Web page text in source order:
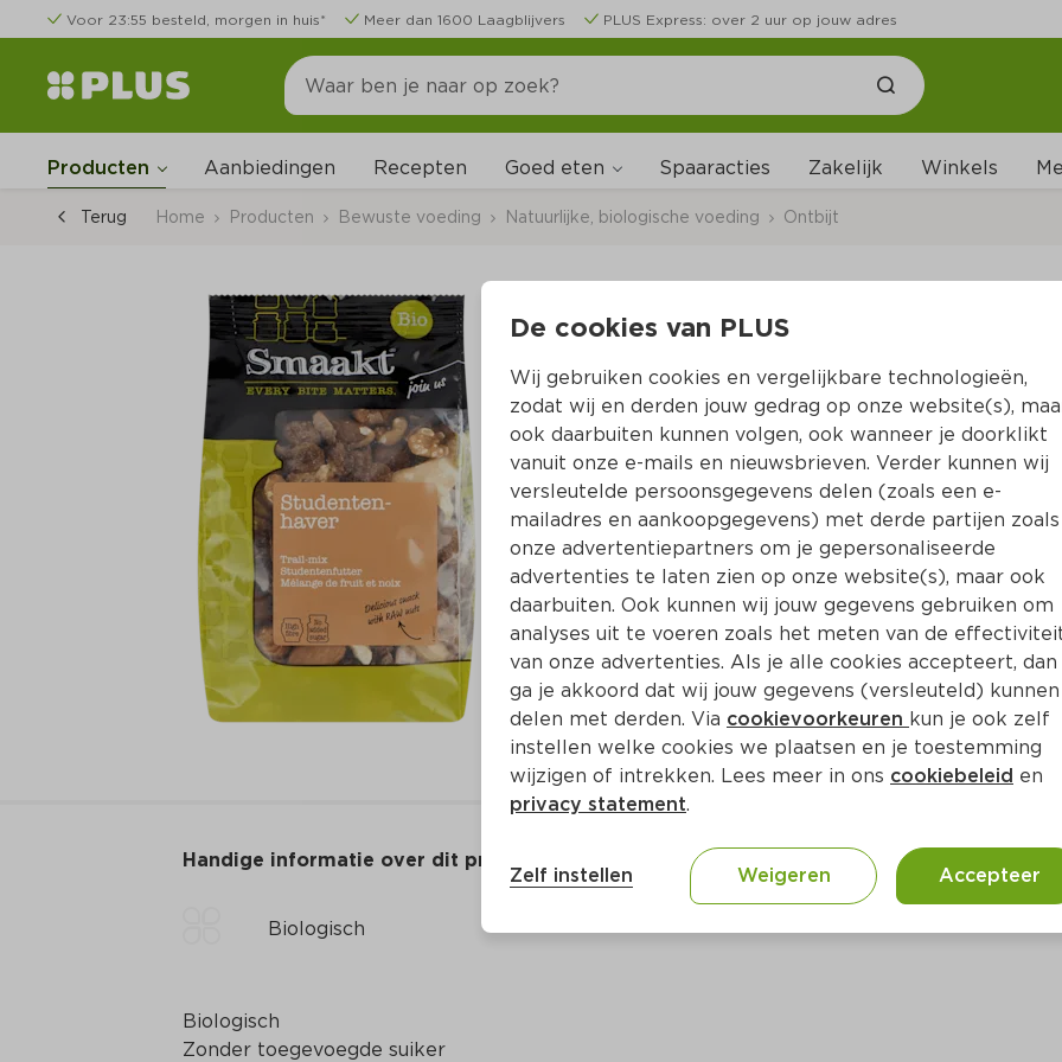
Voor 23:55 besteld, morgen in huis* Meer dan 1600 Laagblijvers PLUS Express: over 2 uur op jouw adres
Producten Aanbiedingen Recepten Goed eten Spaaracties Zakelijk Winkels
Terug Home Producten Bewuste voeding Natuurlijke, biologische voeding Ontbijt
Smaakt
Per Zak 200 g  (per kilo €17.45)
3.49
Toevoegen
Handige informatie over dit product
Biologisch
Biologisch
Zonder toegevoegde suiker
De cookies van PLUS
Wij gebruiken cookies en vergelijkbare technologieën,
zodat wij en derden jouw gedrag op onze website(s),
ook daarbuiten kunnen volgen, ook wanneer je doorklikt
vanuit onze e-mails en nieuwsbrieven. Verder kunnen wij
versleutelde persoonsgegevens delen (zoals een e-
mailadres en aankoopgegevens) met derde partijen zoals
onze advertentiepartners om je gepersonaliseerde
advertenties te laten zien op onze website(s), maar ook
daarbuiten. Ook kunnen wij jouw gegevens gebruiken om
analyses uit te voeren zoals het meten van de
van onze advertenties. Als je alle cookies accepteert, dan
ga je akkoord dat wij jouw gegevens (versleuteld) kunnen
delen met derden. Via cookievoorkeuren kun je ook zelf
instellen welke cookies we plaatsen en je toestemming
wijzigen of intrekken. Lees meer in ons cookiebeleid en
privacy statement.
Zelf instellen Weigeren Accepteer